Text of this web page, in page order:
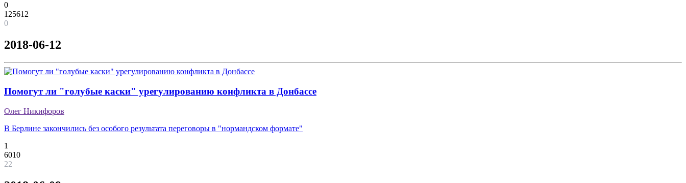
0
125612
0
2018-06-12
Помогут ли "голубые каски" урегулированию конфликта в Донбассе
Олег Никифоров
В Берлине закончились без особого результата переговоры в "нормандском формате"
1
6010
22